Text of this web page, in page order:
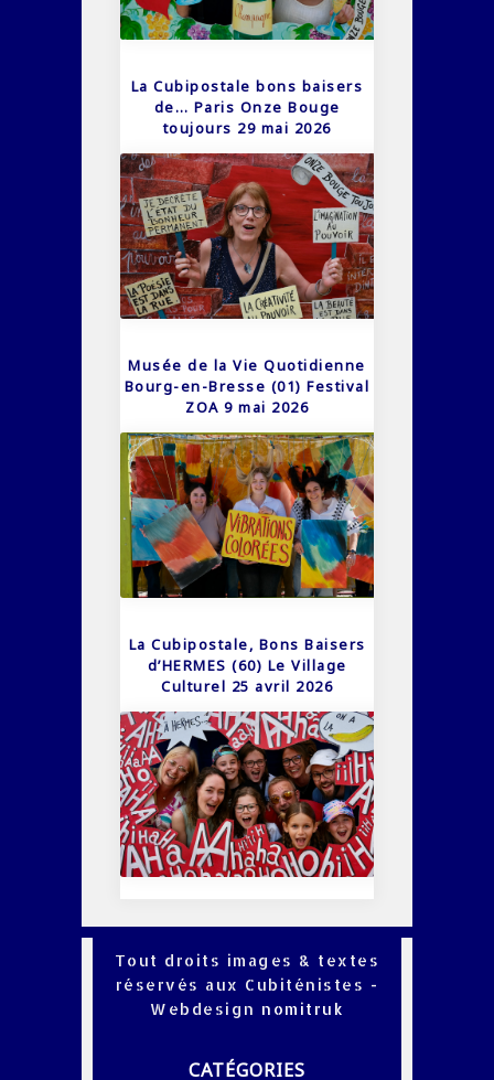
La Cubipostale bons baisers
de… Paris Onze Bouge
toujours 29 mai 2026
Musée de la Vie Quotidienne
Bourg-en-Bresse (01) Festival
ZOA 9 mai 2026
La Cubipostale, Bons Baisers
d’HERMES (60) Le Village
Culturel 25 avril 2026
Tout droits images & textes
réservés aux Cubiténistes -
Webdesign nomitruk
CATÉGORIES